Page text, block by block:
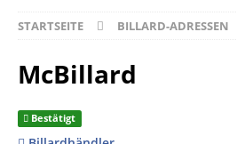
STARTSEITE BILLARD-ADRESSEN
McBillard
Bestätigt